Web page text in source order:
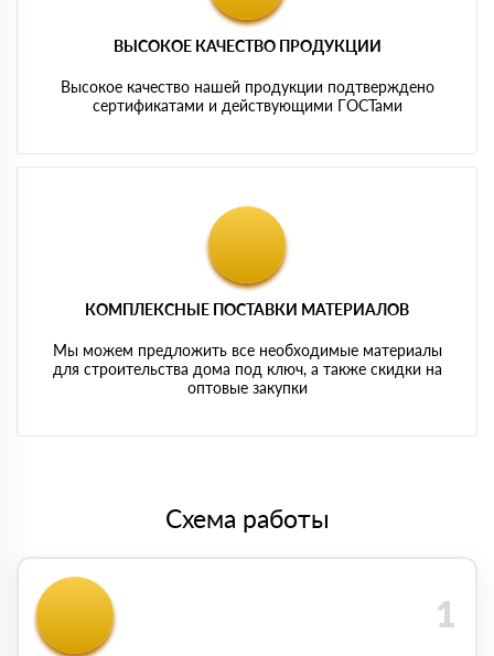
ВЫСОКОЕ КАЧЕСТВО ПРОДУКЦИИ
Высокое качество нашей продукции подтверждено
сертификатами и действующими ГОСТами
КОМПЛЕКСНЫЕ ПОСТАВКИ МАТЕРИАЛОВ
Мы можем предложить все необходимые материалы
для строительства дома под ключ, а также скидки на
оптовые закупки
Схема работы